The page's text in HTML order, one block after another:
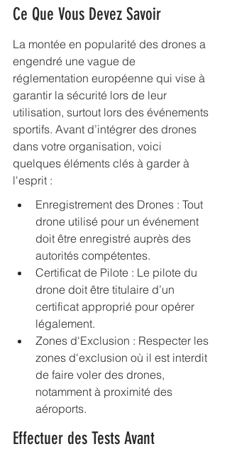
Ce Que Vous Devez Savoir
La montée en popularité des drones a
engendré une vague de
réglementation européenne qui vise à
garantir la sécurité lors de leur
utilisation, surtout lors des événements
sportifs. Avant d’intégrer des drones
dans votre organisation, voici
quelques éléments clés à garder à
l'esprit :
Enregistrement des Drones : Tout
drone utilisé pour un événement
doit être enregistré auprès des
autorités compétentes.
Certificat de Pilote : Le pilote du
drone doit être titulaire d’un
certificat approprié pour opérer
légalement.
Zones d'Exclusion : Respecter les
zones d'exclusion où il est interdit
de faire voler des drones,
notamment à proximité des
aéroports.
Effectuer des Tests Avant